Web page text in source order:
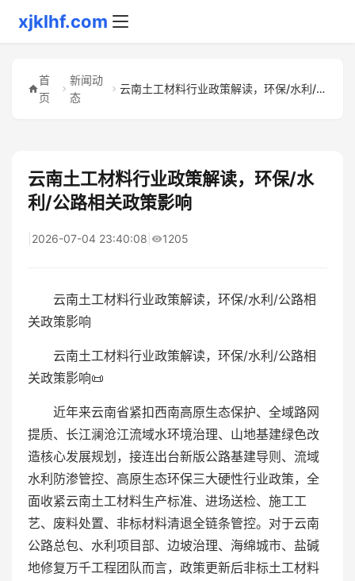
xjklhf.com
首
页
新闻动
态
云南土工材料行业政策解读，环保/水利/公路相关政策影响
云南土工材料行业政策解读，环保/水
利/公路相关政策影响
2026-07-04 23:40:08 1205
云南土工材料行业政策解读，环保/水利/公路相
关政策影响
云南土工材料行业政策解读，环保/水利/公路相
关政策影响📜
近年来云南省紧扣西南高原生态保护、全域路网
提质、长江澜沧江流域水环境治理、山地基建绿色改
造核心发展规划，接连出台新版公路基建导则、流域
水利防渗管控、高原生态环保三大硬性行业政策，全
面收紧云南土工材料生产标准、进场送检、施工工
艺、废料处置、非标材料清退全链条管控。对于云南
公路总包、水利项目部、边坡治理、海绵城市、盐碱
地修复万千工程团队而言，政策更新后非标土工材料